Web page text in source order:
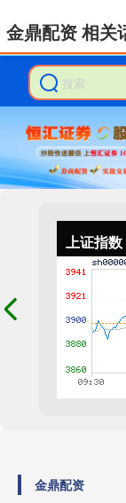
上证指数
金鼎配资
金鼎配资 相关